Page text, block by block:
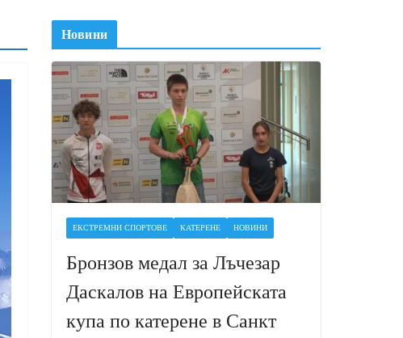
Новини
ЕКСТРЕМНИ СПОРТОВЕ КАТЕРЕНЕ НОВИНИ
Бронзов медал за Лъчезар
Даскалов на Европейската
купа по катерене в Санкт